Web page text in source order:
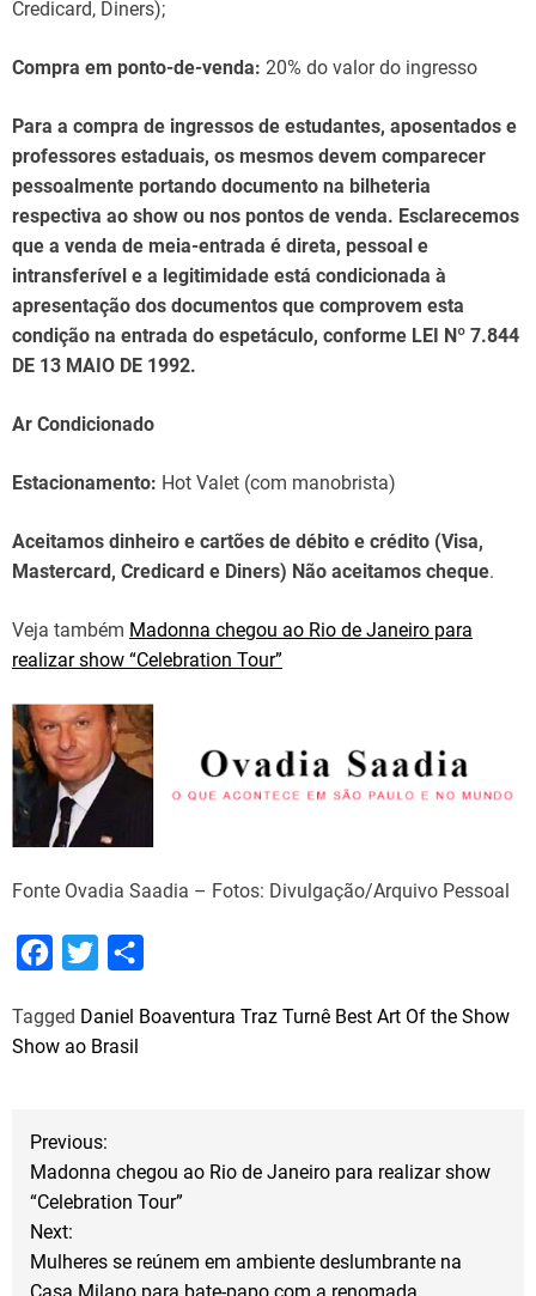
Credicard, Diners);
Compra em ponto-de-venda: 20% do valor do ingresso
Para a compra de ingressos de estudantes, aposentados e
professores estaduais, os mesmos devem comparecer
pessoalmente portando documento na bilheteria
respectiva ao show ou nos pontos de venda. Esclarecemos
que a venda de meia-entrada é direta, pessoal e
intransferível e a legitimidade está condicionada à
apresentação dos documentos que comprovem esta
condição na entrada do espetáculo, conforme LEI Nº 7.844
DE 13 MAIO DE 1992.
Ar Condicionado
Estacionamento: Hot Valet (com manobrista)
Aceitamos dinheiro e cartões de débito e crédito (Visa,
Mastercard, Credicard e Diners) Não aceitamos cheque.
Veja também Madonna chegou ao Rio de Janeiro para
realizar show “Celebration Tour”
Fonte Ovadia Saadia – Fotos: Divulgação/Arquivo Pessoal
c
e
o
k
i
t
r
a
Tagged Daniel Boaventura Traz Turnê Best Art Of the Show
Show ao Brasil
NPrevious:
Madonna chegou ao Rio de Janeiro para realizar show
“Celebration Tour”
Next:
Mulheres se reúnem em ambiente deslumbrante na
Casa Milano para bate-papo com a renomada